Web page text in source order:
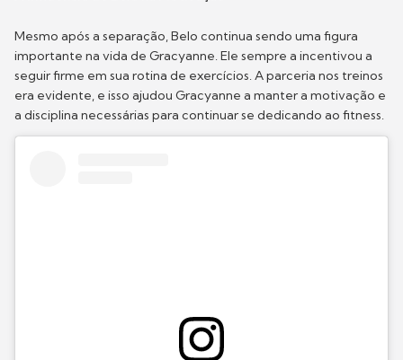
Mesmo após a separação, Belo continua sendo uma figura
importante na vida de Gracyanne. Ele sempre a incentivou a
seguir firme em sua rotina de exercícios. A parceria nos treinos
era evidente, e isso ajudou Gracyanne a manter a motivação e
a disciplina necessárias para continuar se dedicando ao fitness.